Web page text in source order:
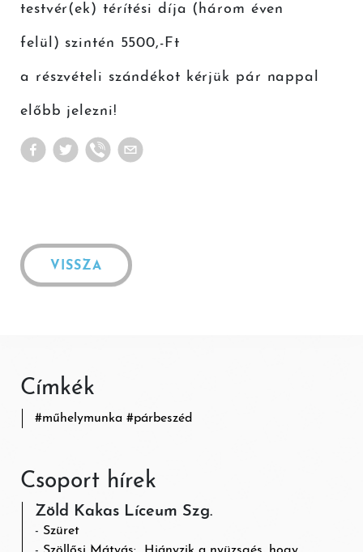
testvér(ek) térítési díja (három éven
felül) szintén 5500,-Ft
a részvételi szándékot kérjük pár nappal
előbb jelezni!
VISSZA
Címkék
#műhelymunka #párbeszéd
Csoport hírek
Zöld Kakas Líceum Szg.
Szüret